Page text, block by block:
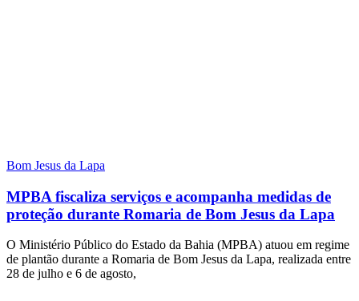
Bom Jesus da Lapa
MPBA fiscaliza serviços e acompanha medidas de
proteção durante Romaria de Bom Jesus da Lapa
O Ministério Público do Estado da Bahia (MPBA) atuou em regime
de plantão durante a Romaria de Bom Jesus da Lapa, realizada entre
28 de julho e 6 de agosto,